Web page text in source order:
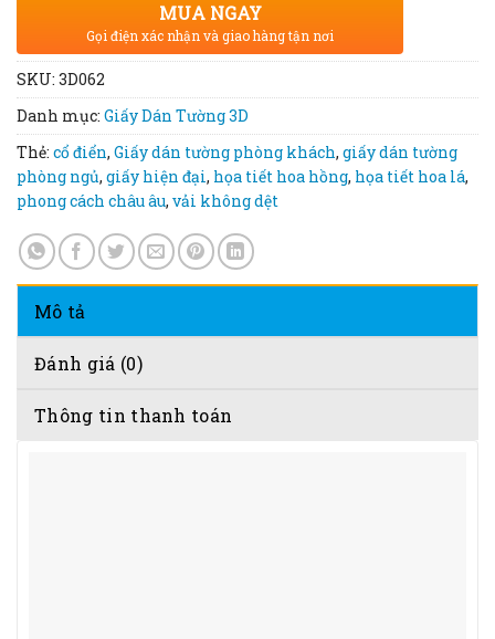
MUA NGAY
Gọi điện xác nhận và giao hàng tận nơi
SKU: 3D062
Danh mục: Giấy Dán Tường 3D
Thẻ: cổ điển, Giấy dán tường phòng khách, giấy dán tường
phòng ngủ, giấy hiện đại, họa tiết hoa hồng, họa tiết hoa lá,
phong cách châu âu, vải không dệt
Mô tả
Đánh giá (0)
Thông tin thanh toán